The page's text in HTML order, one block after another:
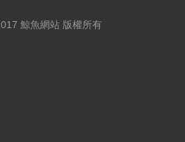
鯨魚網站 版權所有